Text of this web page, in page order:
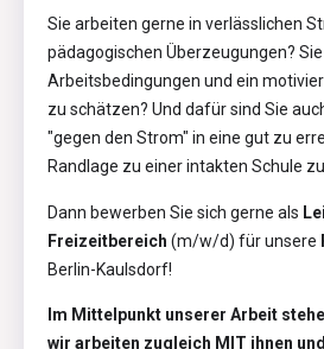
Sie arbeiten gerne in verlässlichen
pädagogischen Überzeugungen?
Arbeitsbedingungen und ein
zu schätzen? Und dafür sind Sie
"gegen den Strom" in eine gut zu
Randlage zu einer intakten Schule
Dann bewerben Sie sich gerne als
Freizeitbereich (m/w/d) für unsere
Berlin-Kaulsdorf!
Im Mittelpunkt unserer Arbeit
wir arbeiten zugleich MIT ihnen